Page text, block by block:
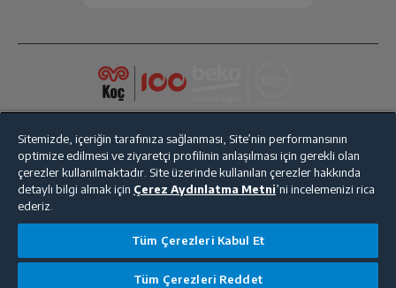
Bize Ulaşın Kişisel Verilerin Korunması İşlem Rehberi
Satış Sözleşmesi
Sitemizde, içeriğin tarafınıza sağlanması, Site’nin performansının
optimize edilmesi ve ziyaretçi profilinin anlaşılması için gerekli olan
çerezler kullanılmaktadır. Site üzerinde kullanılan çerezler hakkında
detaylı bilgi almak için Çerez Aydınlatma Metni’ni incelemenizi rica
ederiz.
Tüm Çerezleri Kabul Et
Tüm Çerezleri Reddet